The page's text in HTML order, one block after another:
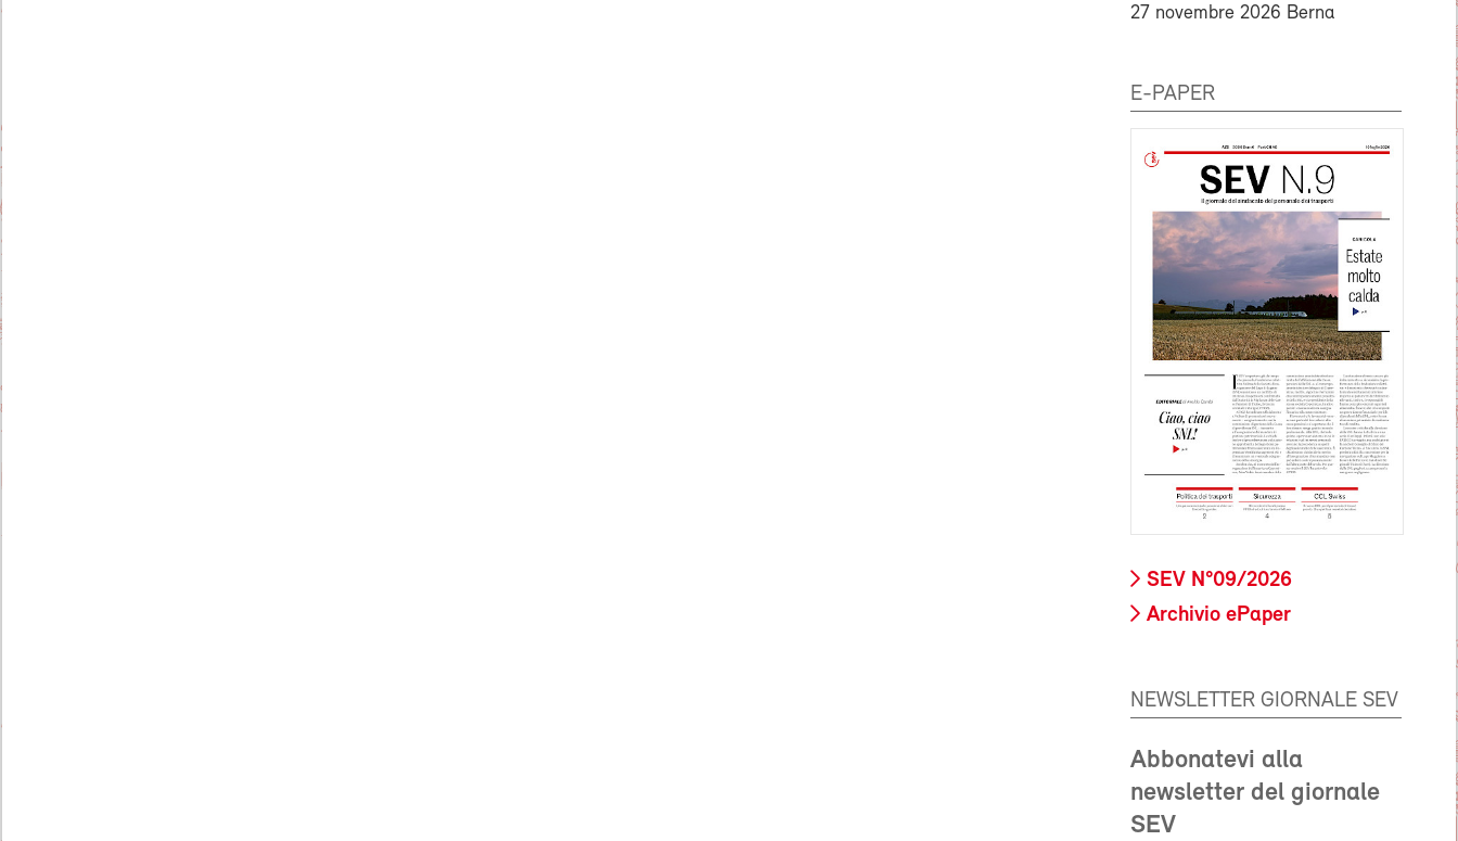
27 novembre 2026 Berna
E-PAPER
SEV N°09/2026
Archivio ePaper
NEWSLETTER GIORNALE SEV
Abbonatevi alla
newsletter del giornale
SEV